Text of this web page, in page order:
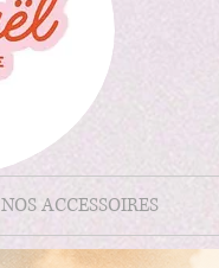
NOS ACCESSOIRES